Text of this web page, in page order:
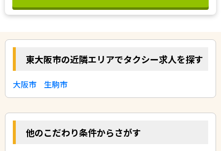
東大阪市の近隣エリアでタクシー求人を探す
大阪市 生駒市
他のこだわり条件からさがす